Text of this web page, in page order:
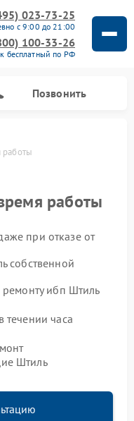
023-73-25
с 9:00 до 21:00
100-33-26
бесплатный по РФ
Позвонить
работы
работы
при отказе от
собственной
ибп Штиль
часа
Штиль